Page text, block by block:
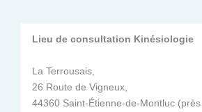
Lieu de consultation Kinésiologie
La Terrousais,
26 Route de Vigneux,
44360 Saint-Étienne-de-Montluc